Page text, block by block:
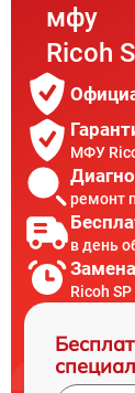
мфу
Ricoh
МФУ
ремонт
в день
Ricoh